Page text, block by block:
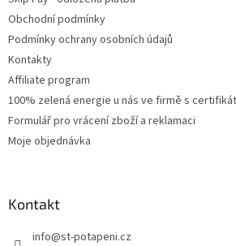
Obchodní podmínky
Podmínky ochrany osobních údajů
Kontakty
Affiliate program
100% zelená energie u nás ve firmě s
Formulář pro vrácení zboží a reklamaci
Moje objednávka
Kontakt
info@st-potapeni.cz